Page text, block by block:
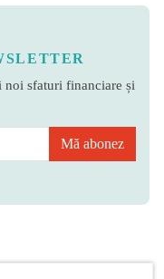
noi sfaturi financiare și
Mă abonez